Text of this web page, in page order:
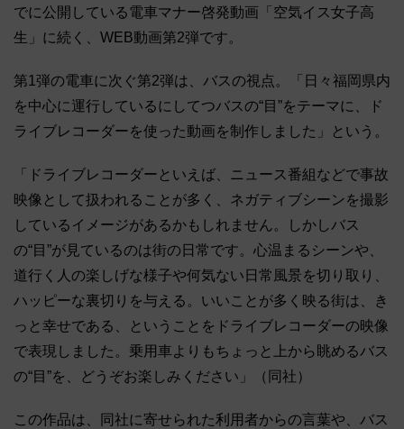
でに公開している電車マナー啓発動画「空気イス女子高
生」に続く、WEB動画第2弾です。
第1弾の電車に次ぐ第2弾は、バスの視点。「日々福岡県内
を中心に運行しているにしてつバスの“目”をテーマに、ド
ライブレコーダーを使った動画を制作しました」という。
「ドライブレコーダーといえば、ニュース番組などで事故
映像として扱われることが多く、ネガティブシーンを撮影
しているイメージがあるかもしれません。しかしバス
の“目”が見ているのは街の日常です。心温まるシーンや、
道行く人の楽しげな様子や何気ない日常風景を切り取り、
ハッピーな裏切りを与える。いいことが多く映る街は、き
っと幸せである、ということをドライブレコーダーの映像
で表現しました。乗用車よりもちょっと上から眺めるバス
の“目”を、どうぞお楽しみください」（同社）
この作品は、同社に寄せられた利用者からの言葉や、バス